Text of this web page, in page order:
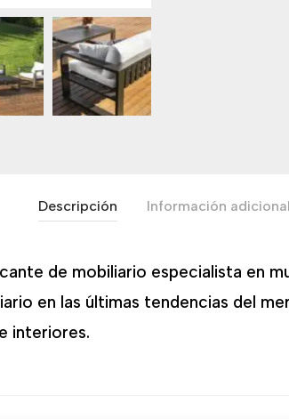
Descripción Información adicional
de mobiliario especialista en
en las últimas tendencias del
interiores.